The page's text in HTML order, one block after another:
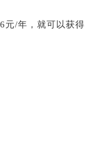
6元/年，就可以获得